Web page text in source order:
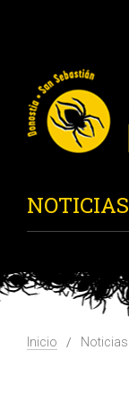
NOTICIAS
Inicio Noticias